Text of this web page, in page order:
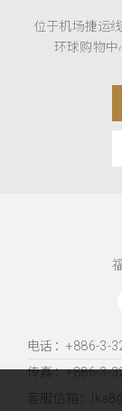
位于机场捷运
环球购物中
电话：+886-3-
传真：+886-3-
客服信箱：